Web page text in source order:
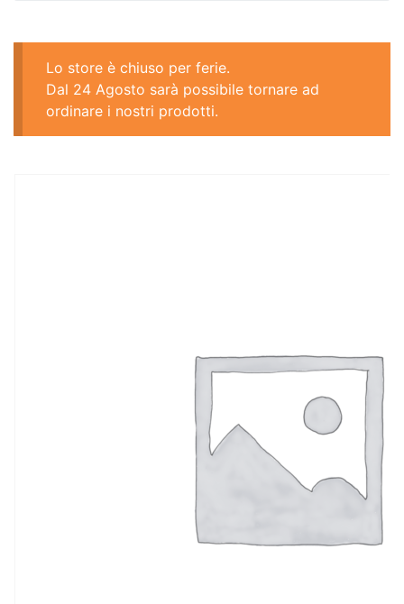
Lo store è chiuso per ferie.
Dal 24 Agosto sarà possibile tornare ad
ordinare i nostri prodotti.